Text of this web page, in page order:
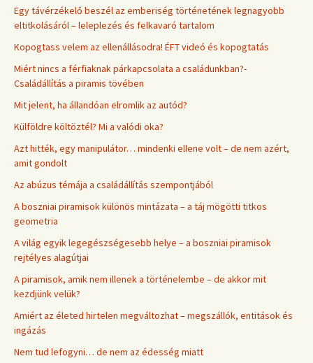
Egy távérzékelő beszél az emberiség történetének legnagyobb
eltitkolásáról – leleplezés és felkavaró tartalom
Kopogtass velem az ellenállásodra! ÉFT videó és kopogtatás
Miért nincs a férfiaknak párkapcsolata a családunkban?-
Családállítás a piramis tövében
Mit jelent, ha állandóan elromlik az autód?
Külföldre költöztél? Mi a valódi oka?
Azt hitték, egy manipulátor… mindenki ellene volt – de nem azért,
amit gondolt
Az abúzus témája a családállítás szempontjából
A boszniai piramisok különös mintázata – a táj mögötti titkos
geometria
A világ egyik legegészségesebb helye – a boszniai piramisok
rejtélyes alagútjai
A piramisok, amik nem illenek a történelembe – de akkor mit
kezdjünk velük?
Amiért az életed hirtelen megváltozhat – megszállók, entitások és
ingázás
Nem tud lefogyni… de nem az édesség miatt